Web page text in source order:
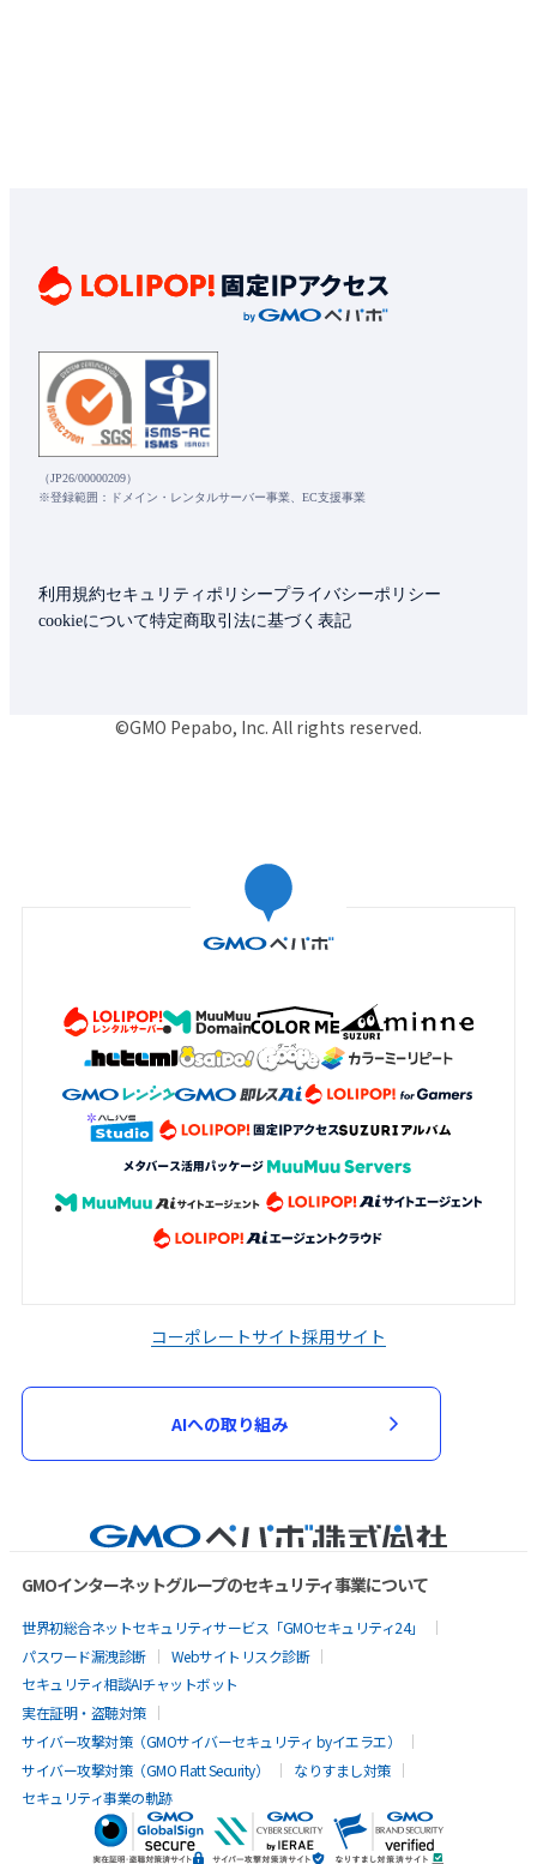
（JP26/00000209）
※登録範囲：ドメイン・レンタルサーバー事業、EC支援事業
利用規約セキュリティポリシープライバシーポリシー
cookieについて特定商取引法に基づく表記
©GMO Pepabo, Inc. All rights reserved.
コーポレートサイト採用サイト
AIへの取り組み
GMOインターネットグループのセキュリティ事業について
世界初総合ネットセキュリティサービス「GMOセキュリティ24」
パスワード漏洩診断
Webサイトリスク診断
セキュリティ相談AIチャットボット
実在証明・盗聴対策
サイバー攻撃対策（GMOサイバーセキュリティ byイエラエ）
サイバー攻撃対策（GMO Flatt Security）
なりすまし対策
セキュリティ事業の軌跡